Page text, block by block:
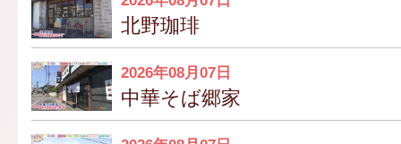
北野珈琲
2026年08月07日
中華そば郷家